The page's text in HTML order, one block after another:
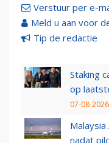
Verstuur per e-
Meld u aan voor
Tip de redactie
Staking
op
07-08-
nadat